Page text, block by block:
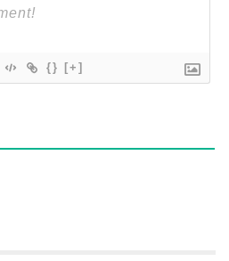
{} [+]